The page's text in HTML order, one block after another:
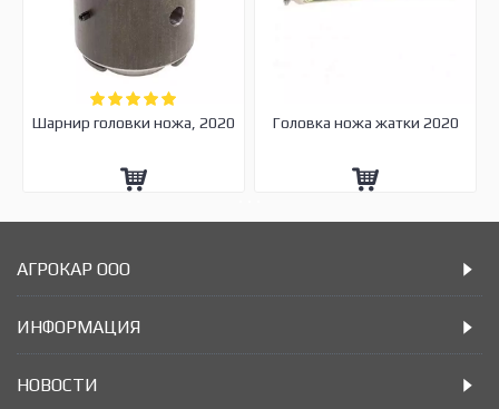
Шарнир головки ножа, 2020 Головка ножа жатки 2020
АГРОКАР ООО
ИНФОРМАЦИЯ
НОВОСТИ